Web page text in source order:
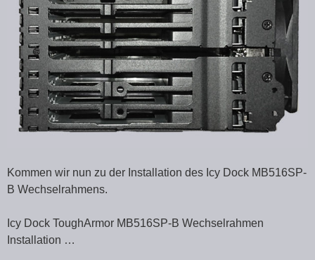
Kommen wir nun zu der Installation des Icy Dock MB516SP-
B Wechselrahmens.
Icy Dock ToughArmor MB516SP-B Wechselrahmen
Installation …